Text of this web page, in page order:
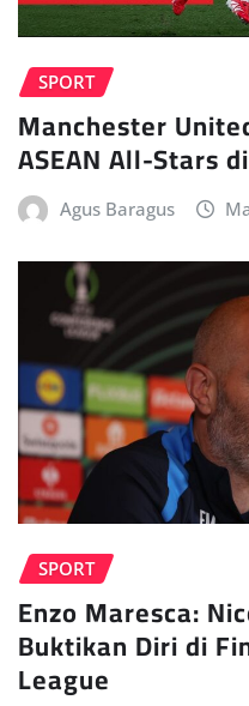
SPORT
Manchester
ASEAN All-Stars
Agus Baragus
SPORT
Enzo Maresca:
Buktikan Diri di
League